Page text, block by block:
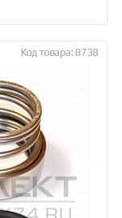
Код товара: 8738